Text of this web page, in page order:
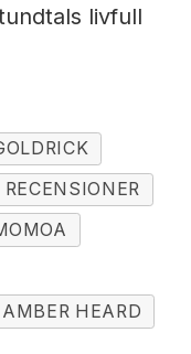
livfull
RECENSIONER
AMBER HEARD